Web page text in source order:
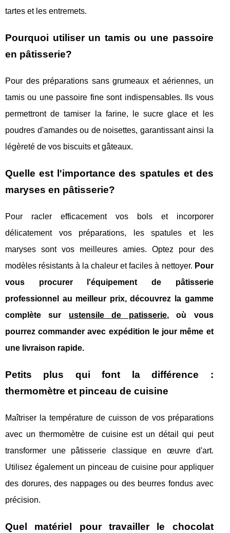
tartes et les entremets.
Pourquoi utiliser un tamis ou une passoire
en pâtisserie?
Pour des préparations sans grumeaux et aériennes, un
tamis ou une passoire fine sont indispensables. Ils vous
permettront de tamiser la farine, le sucre glace et les
poudres d'amandes ou de noisettes, garantissant ainsi la
légèreté de vos biscuits et gâteaux.
Quelle est l'importance des spatules et des
maryses en pâtisserie?
Pour racler efficacement vos bols et incorporer
délicatement vos préparations, les spatules et les
maryses sont vos meilleures amies. Optez pour des
modèles résistants à la chaleur et faciles à nettoyer. Pour
vous procurer l'équipement de pâtisserie
professionnel au meilleur prix, découvrez la gamme
complète sur ustensile de patisserie, où vous
pourrez commander avec expédition le jour même et
une livraison rapide.
Petits plus qui font la différence :
thermomètre et pinceau de cuisine
Maîtriser la température de cuisson de vos préparations
avec un thermomètre de cuisine est un détail qui peut
transformer une pâtisserie classique en œuvre d'art.
Utilisez également un pinceau de cuisine pour appliquer
des dorures, des nappages ou des beurres fondus avec
précision.
Quel matériel pour travailler le chocolat